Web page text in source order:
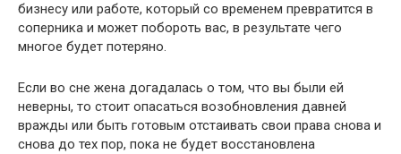
бизнесу или работе, который со временем превратится в
соперника и может побороть вас, в результате чего
многое будет потеряно.
Если во сне жена догадалась о том, что вы были ей
неверны, то стоит опасаться возобновления давней
вражды или быть готовым отстаивать свои права снова и
снова до тех пор, пока не будет восстановлена